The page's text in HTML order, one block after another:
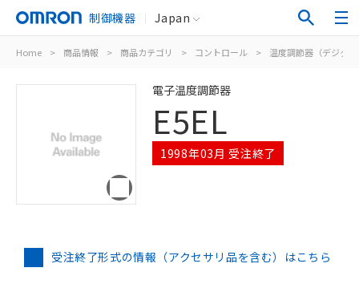
制御機器 Japan
Home > 商品情報 > 商品カテゴリ > コントロール > 温度調節器（デジタ
電子温度調節器
E5EL
1998年03月 受注終了
受注終了形式の情報（アクセサリ品を含む）はこちら